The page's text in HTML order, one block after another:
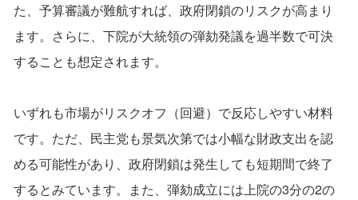
た、予算審議が難航すれば、政府閉鎖のリスクが高まり
ます。さらに、下院が大統領の弾劾発議を過半数で可決
することも想定されます。
いずれも市場がリスクオフ（回避）で反応しやすい材料
です。ただ、民主党も景気次第では小幅な財政支出を認
める可能性があり、政府閉鎖は発生しても短期間で終了
するとみています。また、弾劾成立には上院の3分の2の